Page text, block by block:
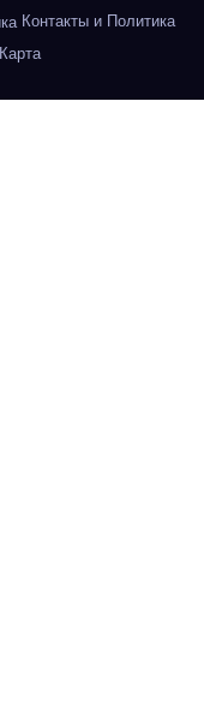
Контакты и Политика
Карта